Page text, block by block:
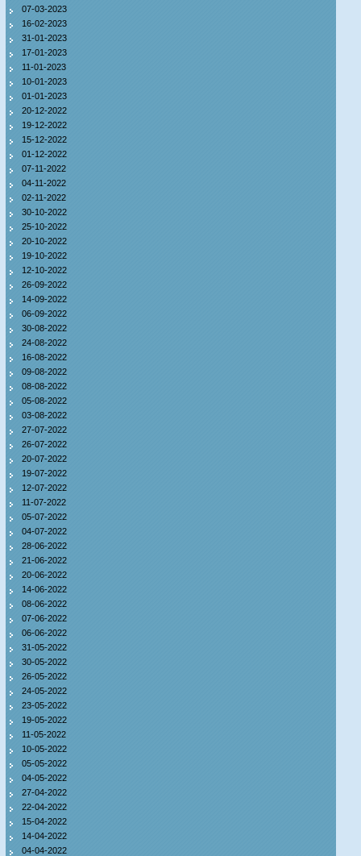
07-03-2023
16-02-2023
31-01-2023
17-01-2023
11-01-2023
10-01-2023
01-01-2023
20-12-2022
19-12-2022
15-12-2022
01-12-2022
07-11-2022
04-11-2022
02-11-2022
30-10-2022
25-10-2022
20-10-2022
19-10-2022
12-10-2022
26-09-2022
14-09-2022
06-09-2022
30-08-2022
24-08-2022
16-08-2022
09-08-2022
08-08-2022
05-08-2022
03-08-2022
27-07-2022
26-07-2022
20-07-2022
19-07-2022
12-07-2022
11-07-2022
05-07-2022
04-07-2022
28-06-2022
21-06-2022
20-06-2022
14-06-2022
08-06-2022
07-06-2022
06-06-2022
31-05-2022
30-05-2022
26-05-2022
24-05-2022
23-05-2022
19-05-2022
11-05-2022
10-05-2022
05-05-2022
04-05-2022
27-04-2022
22-04-2022
15-04-2022
14-04-2022
04-04-2022